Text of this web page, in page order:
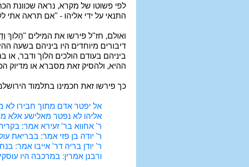
לפי פשוטו של מקרא, נראה שכוונת
התנאי על ידי אליהו - "אם תראה אתי
ואולם, חז"ל פירשו את המילים "הָלוךְ
דיבורים מיוחדים היו ביניהם בשעה
ביניהם בעודם הולכים הלוך ודבר, או
ההיא, ולהסיק זאת מסברא או מדיוק
כך פירשו זאת חכמינו בתלמוד
אל יפטר אדם מתוך חבירו לא
אליהו לא נפטר מאלישע אלא
ר' אחווא בר' זעירא אמר:
ר' יודה בן פזי אמר: בבריאת
ר' יודן בריה דר' אייבו אמר:
ורבנן אמרין: במרכבה היו